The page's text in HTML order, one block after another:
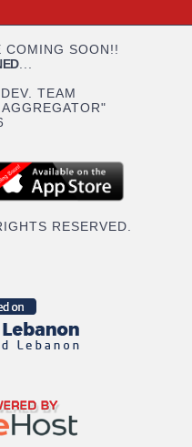
COMING SOON!!
...
TEAM
RESERVED.